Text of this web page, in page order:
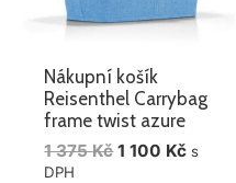
Nákupní košík
Reisenthel Carrybag
frame twist azure
1 375Kč 1 100 Kč s
DPH